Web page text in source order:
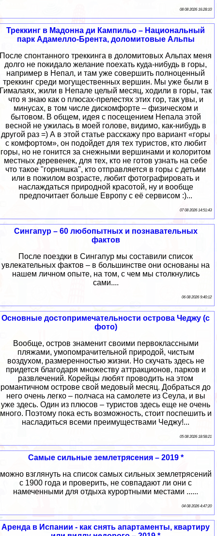
08 08 2026 16:28:10
Треккинг в Мадонна ди Кампильо – Национальный
парк Адамелло-Брента, доломитовые Альпы
После спонтанного треккинга в доломитовых Альпах меня
долго не покидало желание поехать куда-нибудь в горы,
например в Непал, и там уже совершить полноценный
треккинг среди могущественных вершин. Мы уже были в
Гималаях, жили в Непале целый месяц, ходили в горы, так
что я знаю как о плюсах-прелестях этих гор, так увы, и
минусах, в том числе дискомфорте – физическом и
бытовом. В общем, идея с посещением Непала этой
весной не ужилась в моей голове, видимо, как-нибудь в
другой раз =) А в этой статье расскажу про вариант «горы
с комфортом», он подойдет для тех туристов, кто любит
горы, но не гонится за снежными вершинами и колоритом
местных деревенек, для тех, кто не готов узнать на себе
что такое "горняшка", кто отправляется в горы с детьми
или в пожилом возрасте, любит фотографировать и
наслаждаться природной красотой, ну и вообще
предпочитает больше Европу с её сервисом :)...
07 08 2026 14:51:43
Сингапур – 60 любопытных и познавательных
фактов
После поездки в Сингапур мы составили список
увлекательных фактов – в большинстве они основаны на
нашем личном опыте, на том, с чем мы столкнулись
сами....
06 08 2026 9:40:12
Основные достопримечательности острова Чеджу (с
фото)
Вообще, остров знаменит своими первоклассными
пляжами, умопомрачительной природой, чистым
воздухом, размеренностью жизни. Но скучать здесь не
придется благодаря множеству аттракционов, парков и
развлечений. Корейцы любят проводить на этом
романтичном острове свой медовый месяц. Добраться до
него очень легко – полчаса на самолете из Сеула, и вы
уже здесь. Один из плюсов – туристов здесь еще не очень
много. Поэтому пока есть возможность, стоит поспешить и
насладиться всеми преимуществами Чеджу!...
05 08 2026 18:58:21
Самые сильные землетрясения – 2019 *
можно взглянуть на список самых сильных землетрясений
с 1900 года и проверить, не совпадают ли они с
намеченными для отдыха курортными местами ......
04 08 2026 4:47:20
Аренда в Испании - как снять апартаменты, квартиру